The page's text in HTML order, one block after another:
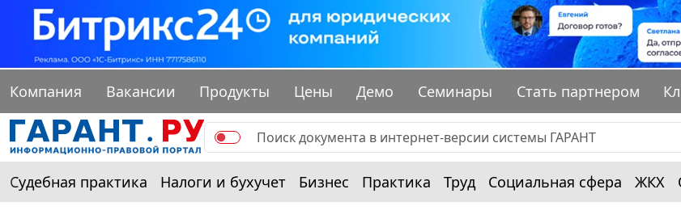
Компания Вакансии Продукты Цены Демо Семинары Стать партнером
Судебная практика Налоги и бухучет Бизнес Практика Труд Социальная сфера ЖКХ